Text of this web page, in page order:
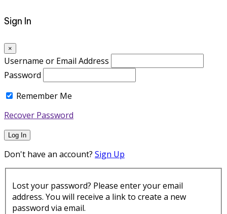
Sign In
×
Username or Email Address
Password
Remember Me
Recover Password
Log In
Don't have an account? Sign Up
Lost your password? Please enter your email
address. You will receive a link to create a new
password via email.